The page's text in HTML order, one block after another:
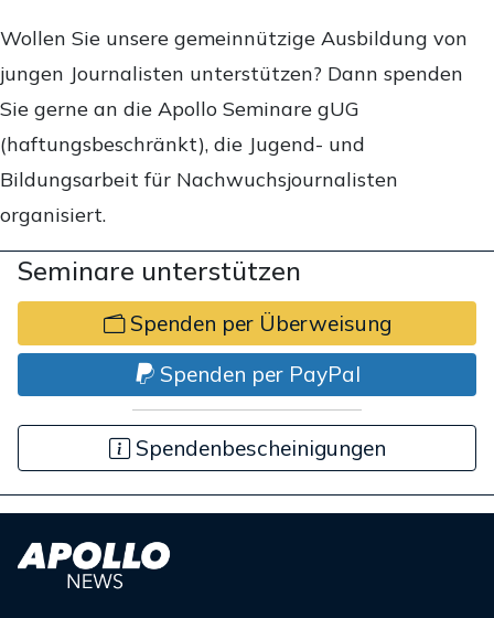
Wollen Sie unsere gemeinnützige Ausbildung von
jungen Journalisten unterstützen? Dann spenden
Sie gerne an die Apollo Seminare gUG
(haftungsbeschränkt), die Jugend- und
Bildungsarbeit für Nachwuchsjournalisten
organisiert.
Seminare unterstützen
Spenden per Überweisung
Spenden per PayPal
Spendenbescheinigungen